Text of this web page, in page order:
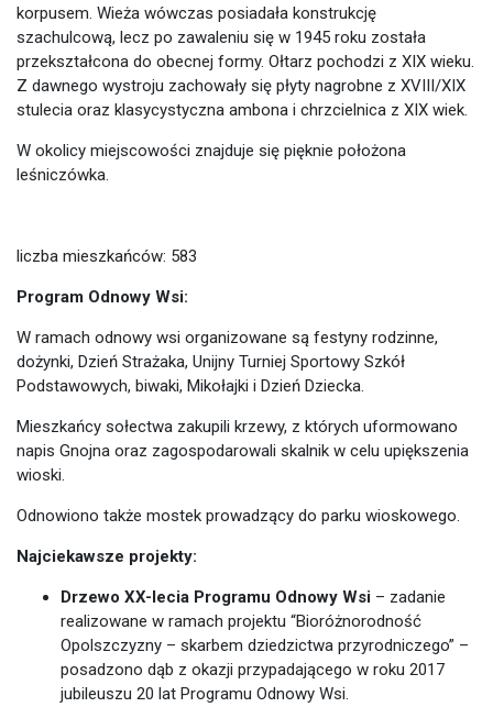
korpusem. Wieża wówczas posiadała konstrukcję
szachulcową, lecz po zawaleniu się w 1945 roku została
przekształcona do obecnej formy. Ołtarz pochodzi z XIX wieku.
Z dawnego wystroju zachowały się płyty nagrobne z XVIII/XIX
stulecia oraz klasycystyczna ambona i chrzcielnica z XIX wiek.
W okolicy miejscowości znajduje się pięknie położona
leśniczówka.
liczba mieszkańców: 583
Program Odnowy Wsi:
W ramach odnowy wsi organizowane są festyny rodzinne,
dożynki, Dzień Strażaka, Unijny Turniej Sportowy Szkół
Podstawowych, biwaki, Mikołajki i Dzień Dziecka.
Mieszkańcy sołectwa zakupili krzewy, z których uformowano
napis Gnojna oraz zagospodarowali skalnik w celu upiększenia
wioski.
Odnowiono także mostek prowadzący do parku wioskowego.
Najciekawsze projekty:
Drzewo XX-lecia Programu Odnowy Wsi – zadanie
realizowane w ramach projektu “Bioróżnorodność
Opolszczyzny – skarbem dziedzictwa przyrodniczego” –
posadzono dąb z okazji przypadającego w roku 2017
jubileuszu 20 lat Programu Odnowy Wsi.